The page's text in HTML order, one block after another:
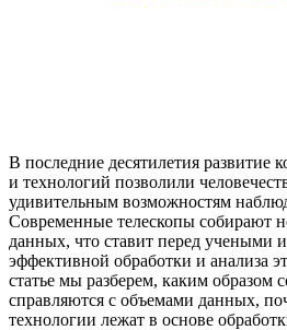
В последние десятилетия развитие
и технологий позволили
удивительным возможностям
Современные телескопы собирают
данных, что ставит перед учеными
эффективной обработки и анализа
статье мы разберем, каким образом
справляются с объемами данных,
технологии лежат в основе